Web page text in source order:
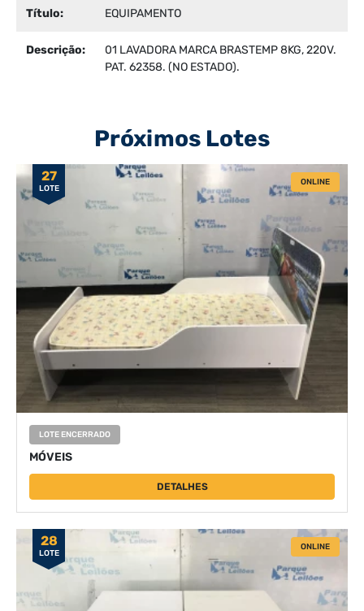
Título: EQUIPAMENTO
Descrição:
01 LAVADORA MARCA BRASTEMP 8KG, 220V.
PAT. 62358. (NO ESTADO).
Próximos Lotes
27
LOTE
ONLINE
LOTE ENCERRADO
MÓVEIS
DETALHES
28
LOTE
ONLINE